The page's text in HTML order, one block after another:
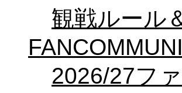
観戦ルール
2026/27フ